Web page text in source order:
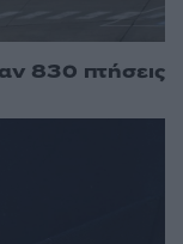
830 πτήσεις